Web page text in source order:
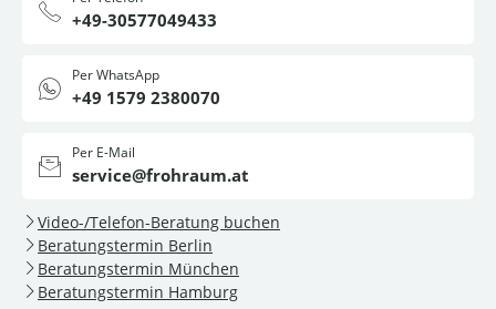
+49-30577049433
Per WhatsApp
+49 1579 2380070
Per E-Mail
service@frohraum.at
Video-/Telefon-Beratung buchen
Beratungstermin Berlin
Beratungstermin München
Beratungstermin Hamburg